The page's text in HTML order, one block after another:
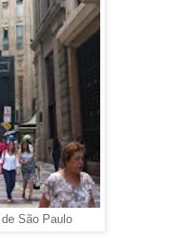
São Paulo